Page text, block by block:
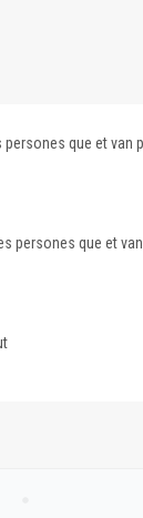
persones que et van
persones que et